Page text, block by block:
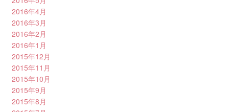
2016年4月
2016年3月
2016年2月
2016年1月
2015年12月
2015年11月
2015年10月
2015年9月
2015年8月